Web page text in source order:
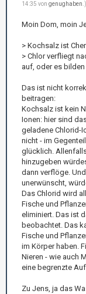
14:35 von genughaben .)
Moin Dom, moin
> Kochsalz ist
> Chlor verfliegt
auf, oder es
Das ist nicht
beitragen:
Kochsalz ist kein
Ionen: hier sind
geladene Chlorid-
nicht - im
glücklich.
hinzugeben
dann verflöge.
unerwünscht,
Das Chlorid wird
Fische und
eliminiert. Das ist
beobachtet. Das
Fische und
im Körper haben.
Nieren - wie auch
eine begrenzte
Zu Jens, ja das